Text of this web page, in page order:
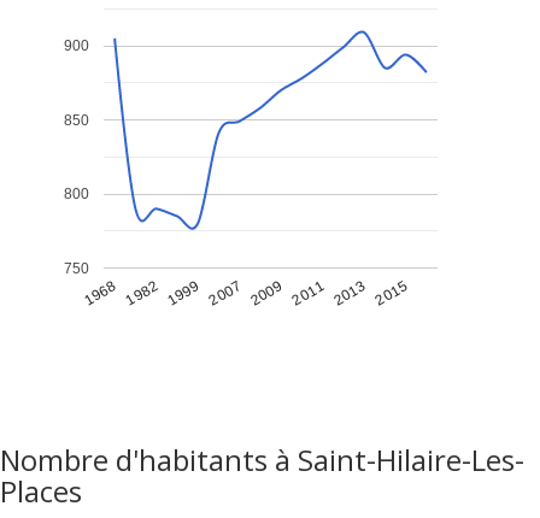
1968 1982 1999 2007 2009 2011 2013 2015
750
800
850
900
Nombre d'habitants à Saint-Hilaire-Les-
Places